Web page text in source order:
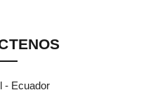
- Ecuador